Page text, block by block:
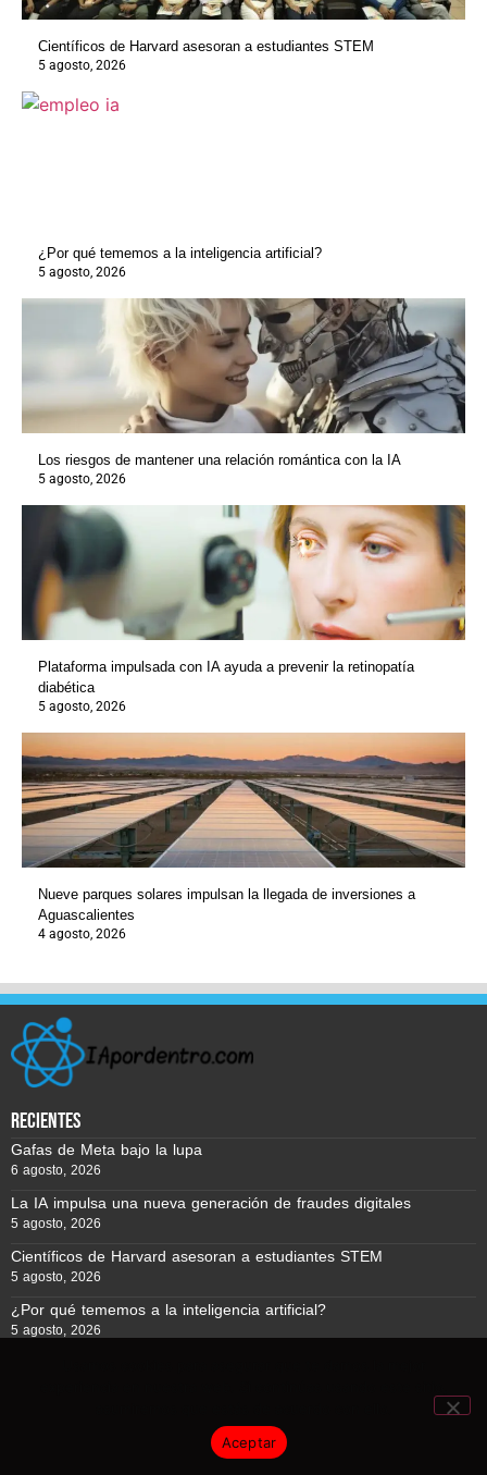
Científicos de Harvard asesoran a estudiantes STEM
5 agosto, 2026
¿Por qué tememos a la inteligencia artificial?
5 agosto, 2026
Los riesgos de mantener una relación romántica con la IA
5 agosto, 2026
Plataforma impulsada con IA ayuda a prevenir la retinopatía
diabética
5 agosto, 2026
Nueve parques solares impulsan la llegada de inversiones a
Aguascalientes
4 agosto, 2026
recientes
Gafas de Meta bajo la lupa
6 agosto, 2026
La IA impulsa una nueva generación de fraudes digitales
5 agosto, 2026
Científicos de Harvard asesoran a estudiantes STEM
5 agosto, 2026
¿Por qué tememos a la inteligencia artificial?
5 agosto, 2026
Aceptar